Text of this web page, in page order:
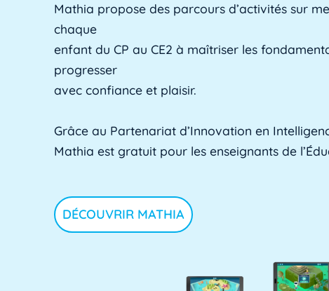
Mathia propose des parcours d’activités sur
chaque
enfant du CP au CE2 à maîtriser les
progresser
avec confiance et plaisir.
Grâce au Partenariat d’Innovation en
Mathia est gratuit pour les enseignants de
DÉCOUVRIR MATHIA